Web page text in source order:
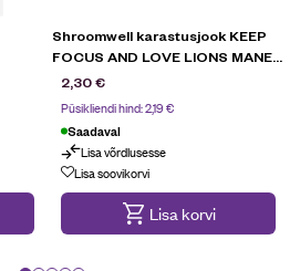
Shroomwell karastusjook KEEP
FOCUS AND LOVE LIONS MANE
250ml
2,30€
Püsikliendi hind:2,19€
Saadaval
Lisa võrdlusesse
Lisa soovikorvi
Lisa korvi